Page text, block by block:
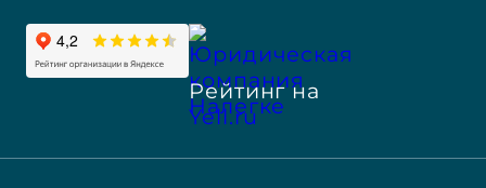
Рейтинг на
Yell.ru